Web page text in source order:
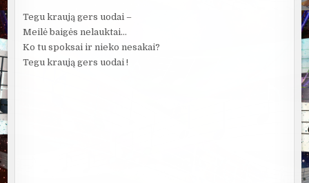
Tegu kraują gers uodai –
Meilė baigės nelauktai…
Ko tu spoksai ir nieko nesakai?
Tegu kraują gers uodai !